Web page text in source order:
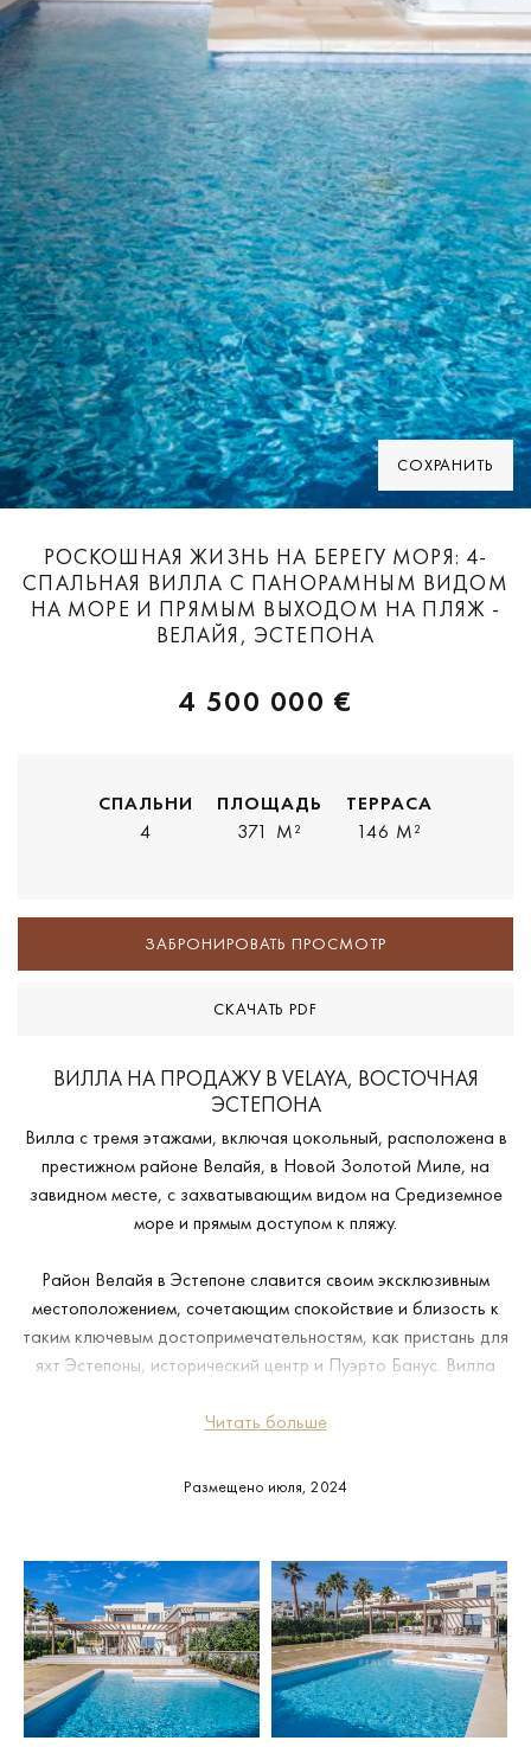
СОХРАНИТЬ
РОСКОШНАЯ ЖИЗНЬ НА БЕРЕГУ МОРЯ: 4-
СПАЛЬНАЯ ВИЛЛА С ПАНОРАМНЫМ ВИДОМ
НА МОРЕ И ПРЯМЫМ ВЫХОДОМ НА ПЛЯЖ -
ВЕЛАЙЯ, ЭСТЕПОНА
4 500 000 €
СПАЛЬНИ
4
ПЛОЩАДЬ
371 M²
ТЕРРАСА
146 M²
ЗАБРОНИРОВАТЬ ПРОСМОТР
СКАЧАТЬ PDF
ВИЛЛА НА ПРОДАЖУ В VELAYA, ВОСТОЧНАЯ
ЭСТЕПОНА
Вилла с тремя этажами, включая цокольный, расположена в
престижном районе Велайя, в Новой Золотой Миле, на
завидном месте, с захватывающим видом на Средиземное
море и прямым доступом к пляжу.
Район Велайя в Эстепоне славится своим эксклюзивным
местоположением, сочетающим спокойствие и близость к
таким ключевым достопримечательностям, как пристань для
яхт Эстепоны, исторический центр и Пуэрто Банус. Вилла
природных парков и пляжей Эстепоны, а из окон открывается
зону. В его оформлении использованы высококачественные
материалы и изысканные архитектурные элементы, включая
открытую планировку и кухню открытой планировки.
Интерьер включает в себя светлые гостиные, просторную
столовую, пять спокойных спален с потрясающими видами и
четыре современные ванные комнаты. Такие ключевые
элементы, как частный бассейн, гидромассажная ванна и
Читать больше
Размещено июля, 2024